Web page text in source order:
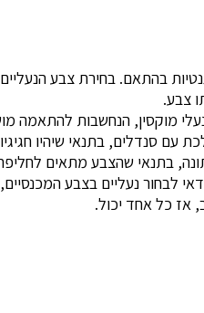
בהתאם. בחירת צבע
צבע.
מוקסין, הנחשבות להתאמה
עם סנדלים, בתנאי שיהיו
בתנאי שהצבע מתאים לחליפה
לבחור נעליים בצבע
אז כל אחד יכול.